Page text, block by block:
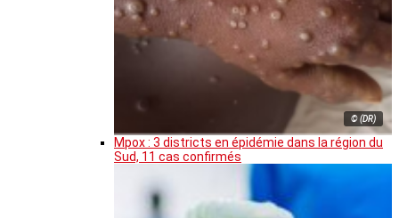
© (DR)
Mpox : 3 districts en épidémie dans la région du
Sud, 11 cas confirmés